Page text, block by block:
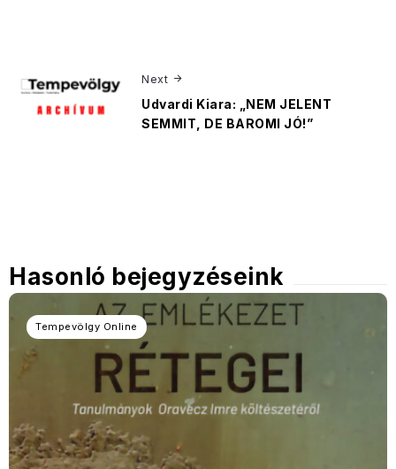
Next
Udvardi Kiara: „NEM JELENT
SEMMIT, DE BAROMI JÓ!”
Hasonló bejegyzéseink
Tempevölgy Online